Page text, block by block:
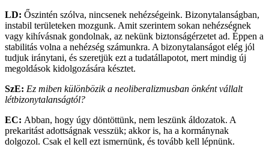
LD: Őszintén szólva, nincsenek nehézségeink. Bizonytalanságban,
instabil területeken mozgunk. Amit szerintem sokan nehézségnek
vagy kihívásnak gondolnak, az nekünk biztonságérzetet ad. Éppen a
stabilitás volna a nehézség számunkra. A bizonytalanságot elég jól
tudjuk iránytani, és szeretjük ezt a tudatállapotot, mert mindig új
megoldások kidolgozására késztet.
SzE: Ez miben különbözik a neoliberalizmusban önként vállalt
létbizonytalanságtól?
EC: Abban, hogy úgy döntöttünk, nem leszünk áldozatok. A
prekaritást adottságnak vesszük; akkor is, ha a kormánynak
dolgozol. Csak el kell ezt ismernünk, és tovább kell lépnünk.